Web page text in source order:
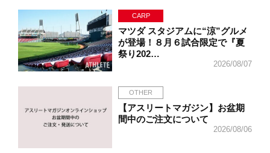
CARP
マツダ スタジアムに“涼”グルメ
が登場！８月６試合限定で『夏
祭り202…
2026/08/07
OTHER
【アスリートマガジン】お盆期
間中のご注文について
2026/08/06